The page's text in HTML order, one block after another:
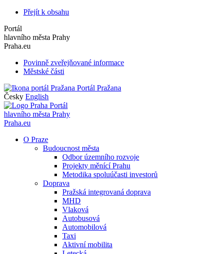
Přejít k obsahu
Portál
hlavního města Prahy
Praha.eu
Povinně zveřejňované informace
Městské části
Portál Pražana
Česky English
Portál
hlavního města Prahy
Praha.eu
O Praze
Budoucnost města
Odbor územního rozvoje
Projekty měnící Prahu
Metodika spoluúčasti investorů
Doprava
Pražská integrovaná doprava
MHD
Vlaková
Autobusová
Automobilová
Taxi
Aktivní mobilita